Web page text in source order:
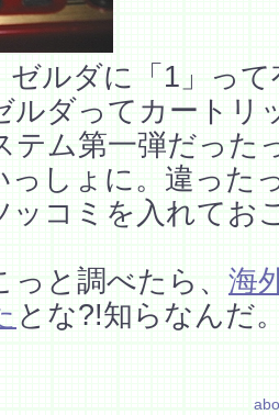
ゼルダに「1」っ
ルダってカートリ
テム第一弾だった
っしょに。違った
ッコミを入れてお
っと調べたら、 海
とな?!知らなんだ